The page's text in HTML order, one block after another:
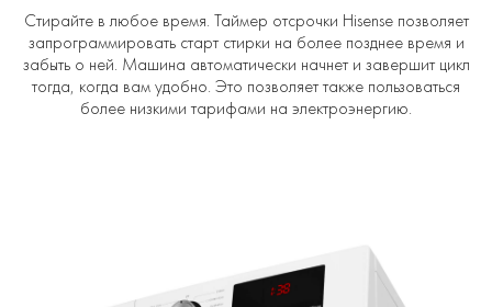
Стирайте в любое время. Таймер отсрочки Hisense позволяет
запрограммировать старт стирки на более позднее время и
забыть о ней. Машина автоматически начнет и завершит цикл
тогда, когда вам удобно. Это позволяет также пользоваться
более низкими тарифами на электроэнергию.